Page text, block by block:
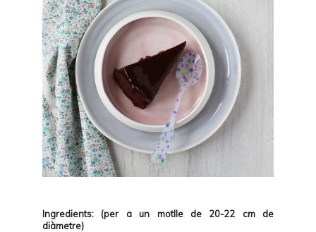
Ingredients: (per a un motlle de 20-22 cm de
diàmetre)